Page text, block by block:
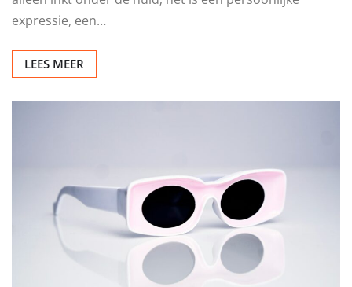
expressie, een…
LEES MEER